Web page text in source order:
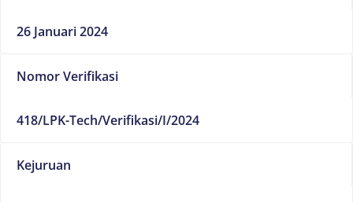
26 Januari 2024
Nomor Verifikasi
418/LPK-Tech/Verifikasi/I/2024
Kejuruan